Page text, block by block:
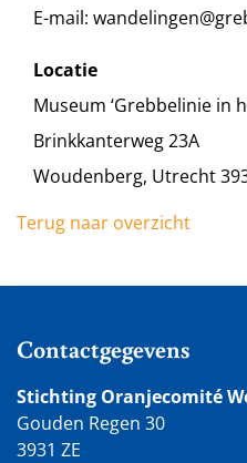
E-mail:
Locatie
Museum ‘Grebbelinie in
Brinkkanterweg 23A
Woudenberg, Utrecht
Terug naar overzicht
Contactgegevens
Stichting Oranjecomité
Gouden Regen 30
3931 ZE